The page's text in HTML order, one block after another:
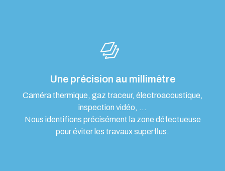
Une précision au millimètre
Caméra thermique, gaz traceur, électroacoustique,
inspection vidéo, …
Nous identifions précisément la zone défectueuse
pour éviter les travaux superflus.